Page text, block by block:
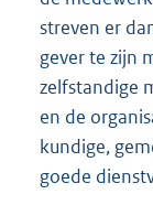
streven er
gever te zijn
zelfstandige
en de
kundige,
goede